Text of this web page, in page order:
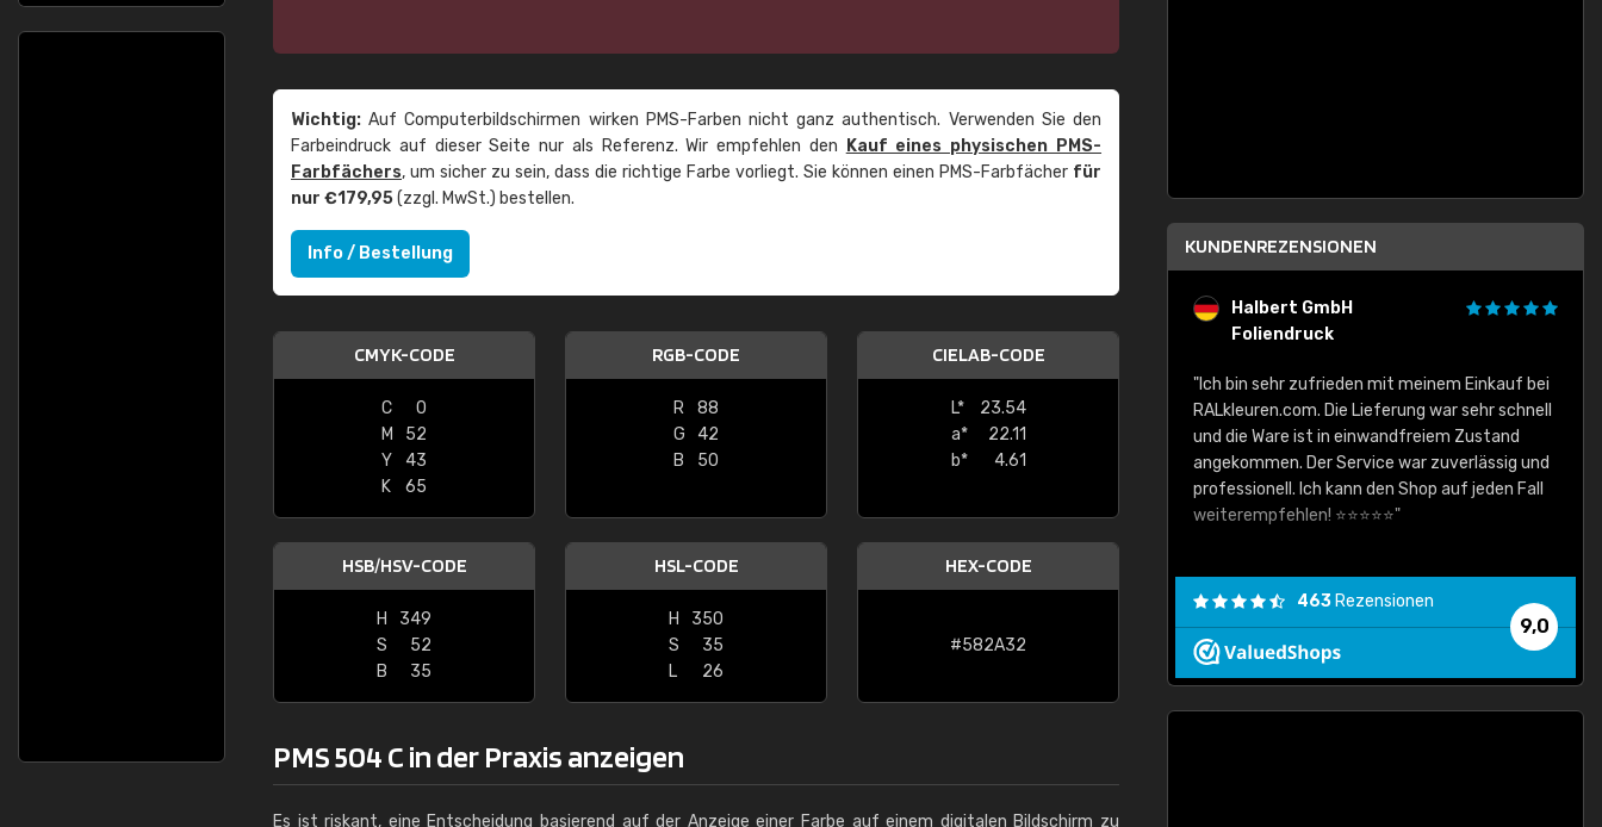
Wichtig: Auf Computerbildschirmen wirken PMS-Farben nicht ganz authentisch. Verwenden Sie den
Farbeindruck auf dieser Seite nur als Referenz. Wir empfehlen den
Kauf eines physischen PMS-
Farbfächers, um sicher zu sein, dass die richtige Farbe vorliegt. Sie können einen PMS-Farbfächer für
nur €179,95(zzgl. MwSt.) bestellen.
Info / Bestellung
CMYK-CODE
C
0
M
52
Y
43
K
65
RGB-CODE
R
88
G
42
B
50
CIELAB-CODE
L*
23.54
a*
22.11
b*
4.61
HSB/HSV-CODE
H
349
S
52
B
35
HSL-CODE
H
350
S
35
L
26
HEX-CODE
#582A32
PMS 504 C in der Praxis anzeigen
Es ist riskant, eine Entscheidung basierend auf der Anzeige einer Farbe auf einem digitalen Bildschirm zu
KUNDENREZENSIONEN
"Alles so, wie man es sich wünscht, gute Ware,
schnelle Lieferung."
Halbert GmbH
Foliendruck
"Ich bin sehr zufrieden mit meinem Einkauf bei
RALkleuren.com. Die Lieferung war sehr schnell
und die Ware ist in einwandfreiem Zustand
angekommen. Der Service war zuverlässig und
professionell. Ich kann den Shop auf jeden Fall
weiterempfehlen! ⭐⭐⭐⭐⭐"
9,0
463 Rezensionen